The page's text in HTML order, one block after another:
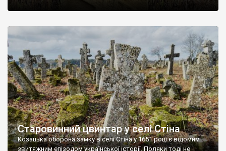
Старовинний цвинтар у селі Стіна
Козацька оборона замку в селі Стіна у 1651 році є відомим
звитяжним епізодом української історії. Поляки тоді не